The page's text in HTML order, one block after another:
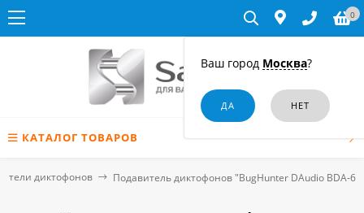
Ваш город Москва?
0
КАТАЛОГ ТОВАРОВ
диктофонов Подавитель диктофонов "BugHunter DAudio BDA-6"